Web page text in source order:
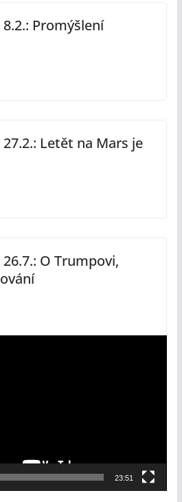
Promýšlení
Letět na Mars je
O Trumpovi,
23:51